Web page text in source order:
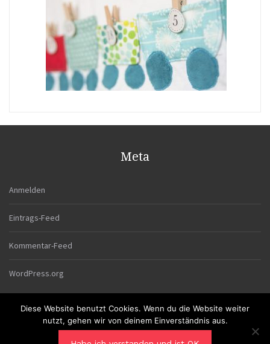
Meta
Anmelden
Eintrags-Feed
Kommentar-Feed
WordPress.org
Diese Website benutzt Cookies. Wenn du die Website weiter
nutzt, gehen wir von deinem Einverständnis aus.